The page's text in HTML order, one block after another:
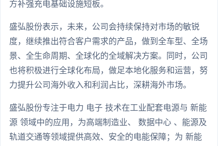
方补强充电基础设施短板。
盛弘股份表示，未来，公司会持续保持对市场的敏锐
度，继续推出符合客户需求的产品，做到全车型、全场
景、全生命周期、全球化的全域解决方案。同时，公司
也将积极进行全球化布局，做足本地化服务和运营，努
力提升公司海外收入和利润占比，深耕海外市场。
盛弘股份专注于电力 电子 技术在工业配套电源与 新能
源 领域中的应用，为高端制造业、 数据中心 、能源及
轨道交通等领域提供高效、安全的电能保障；为 新能